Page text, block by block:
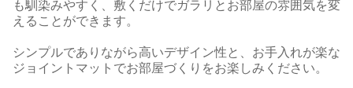
も馴染みやすく、敷くだけでガラリとお部屋の雰囲気を変
えることができます。
シンプルでありながら高いデザイン性と、お手入れが楽な
ジョイントマットでお部屋づくりをお楽しみください。